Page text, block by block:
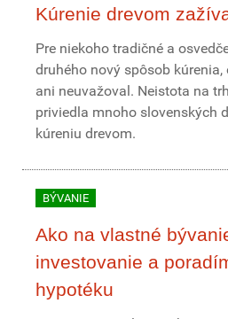
Kúrenie drevom
Pre niekoho tradičné a
druhého nový spôsob
ani neuvažoval. Neistota na
priviedla mnoho slovenských
kúreniu drevom.
BÝVANIE
Ako na vlastné
investovanie a
hypotéku